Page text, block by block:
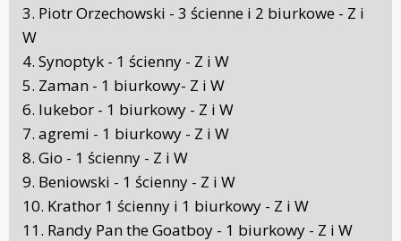
3. Piotr Orzechowski - 3 ścienne i 2 biurkowe - Z i
W
4. Synoptyk - 1 ścienny - Z i W
5. Zaman - 1 biurkowy- Z i W
6. lukebor - 1 biurkowy - Z i W
7. agremi - 1 biurkowy - Z i W
8. Gio - 1 ścienny - Z i W
9. Beniowski - 1 ścienny - Z i W
10. Krathor 1 ścienny i 1 biurkowy - Z i W
11. Randy Pan the Goatboy - 1 biurkowy - Z i W